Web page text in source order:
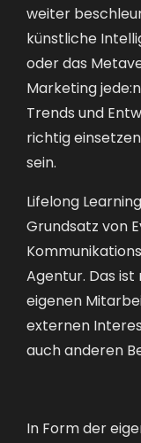
weiter
künstliche
oder das
Marketing
Trends und
richtig
sein.
Lifelong
Grundsatz von
Agentur. Das
eigenen
externen
auch anderen
In Form der